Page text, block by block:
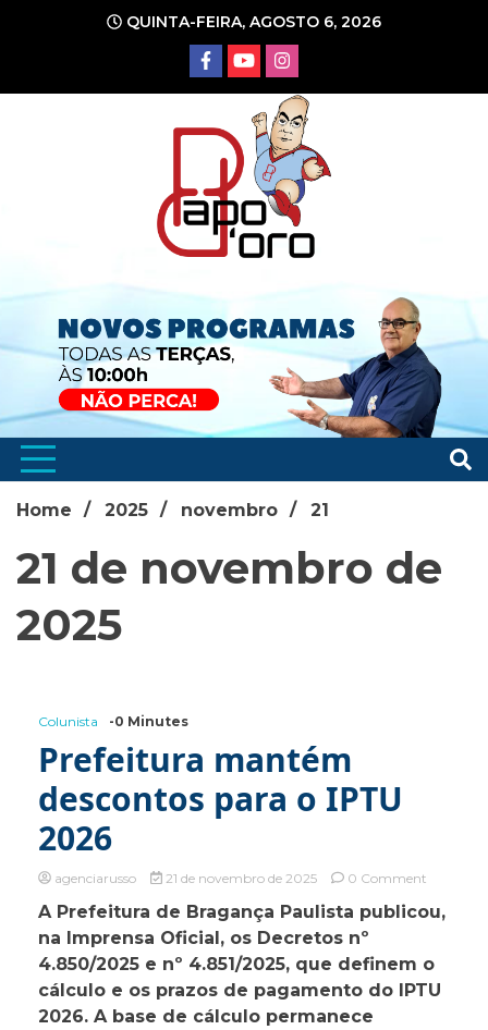
conteúdo
QUINTA-FEIRA, AGOSTO 6, 2026
Home 2025 novembro 21
21 de novembro de
2025
Colunista -0 Minutes
Prefeitura mantém
descontos para o IPTU
2026
agenciarusso 21 de novembro de 2025 0 Commenton
mantém
o
IPTU
A Prefeitura de Bragança Paulista publicou,
na Imprensa Oficial, os Decretos nº
4.850/2025 e nº 4.851/2025, que definem o
cálculo e os prazos de pagamento do IPTU
2026. A base de cálculo permanece